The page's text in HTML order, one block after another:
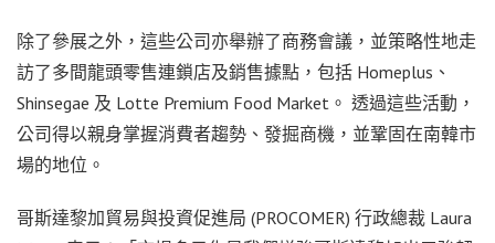
除了參展之外，這些公司亦舉辦了商務會議，並策略性地走
訪了多間龍頭零售連鎖店及銷售據點，包括 Homeplus、
Shinsegae 及 Lotte Premium Food Market。 透過這些活動，
公司得以親身掌握消費者趨勢、發掘商機，並鞏固在南韓市
場的地位。
哥斯達黎加貿易與投資促進局 (PROCOMER) 行政總裁 Laura